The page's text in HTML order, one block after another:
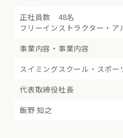
正社員数 48名
フリーインストラクター・
事業内容・事業内容
スイミングスクール・スポ
代表取締役社長
飯野 知之